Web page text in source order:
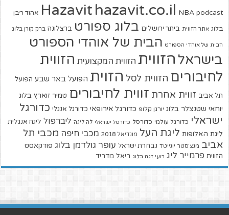
Hazavit hazavit.co.il NBA podcast אהוד ריבן
בלוג אתר הזווית ביתר ירושלים בלוג ספורט ברצלונה ברק קורן בלוג
הבית של אוהדי הספורט הבית של אוהדי הספורט
בישראל הזווית הזווית המקצועית הזווית
לחיבורים הזווית לסל הזוית הפועל באר שבע הפועל
תל אביב זווית אחרת זווית לחיבורים טמיר זוארץ בלוג
יוחאי שטנצלר בלוג יורגן קלופ כדורגל אירופאי כדורגל אנגלי כדורגל
ישראלי כדורגל עולמי כדורסל כדורסל ישראלי לה ליגה ליברפול ליגה אנגלית
ליגת האלופות ליגת העל מונדיאל 2018 מכבי חיפה מכבי תל
אביב מנצ'סטר יונייטד נבחרת ישראל עופר גולדמן בלוג פודקאסט
הזווית פרמייר ליג רועי זגה בלוג ריאל מדריד